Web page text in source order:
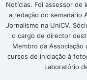
Notícias. Foi assessor de
a redação do semanário
Jornalismo na UniCV.
o cargo de director
Membro da
cursos de iniciação à
Laboratório